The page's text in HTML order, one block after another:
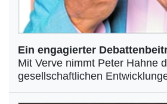
Ein engagierter
Mit Verve nimmt Peter Hahne
gesellschaftlichen